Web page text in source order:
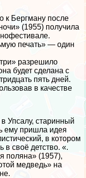
к Бергману после
(1955) получила
печать» — один
разрешило
будет сделана с
пять дней.
в качестве
Упсалу, старинный
ему пришла идея
в котором
в своё детство. «.
поляна» (1957),
медведь» на